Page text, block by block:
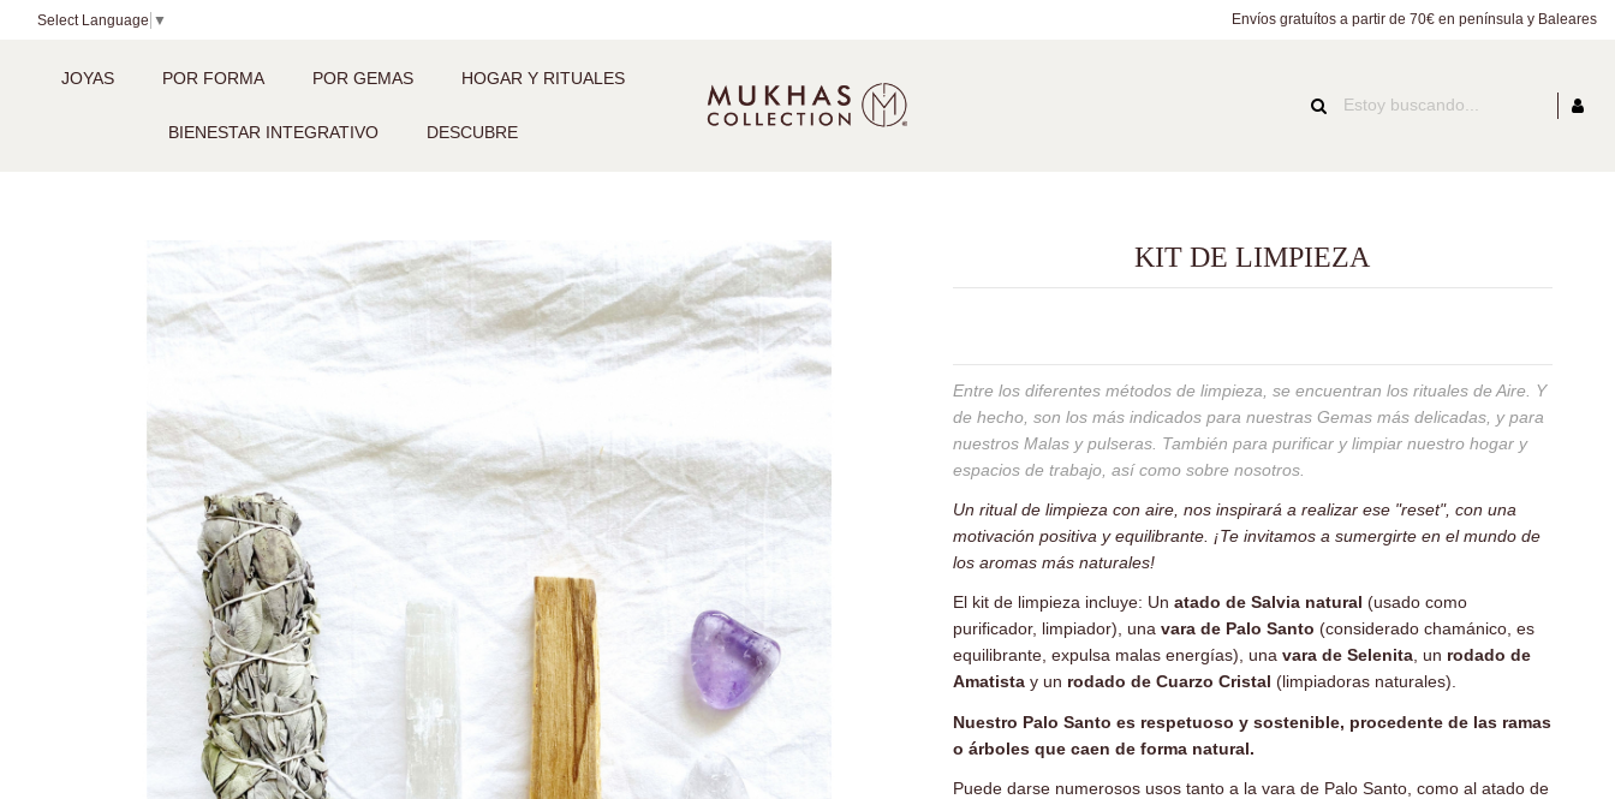
Select Language ▼ Envíos gratuítos a partir de 70€ en península y Baleares
JOYAS POR FORMA POR GEMAS HOGAR Y RITUALES
BIENESTAR INTEGRATIVO DESCUBRE
KIT DE LIMPIEZA
Entre los diferentes métodos de limpieza, se encuentran los rituales de Aire. Y
de hecho, son los más indicados para nuestras Gemas más delicadas, y para
nuestros Malas y pulseras. También para purificar y limpiar nuestro hogar y
espacios de trabajo, así como sobre nosotros.
Un ritual de limpieza con aire, nos inspirará a realizar ese "reset", con una
motivación positiva y equilibrante. ¡Te invitamos a sumergirte en el mundo de
los aromas más naturales!
El kit de limpieza incluye: Un atado de Salvia natural (usado como
purificador, limpiador), una vara de Palo Santo (considerado chamánico, es
equilibrante, expulsa malas energías), una vara de Selenita, un rodado de
Amatistay un rodado de Cuarzo Cristal (limpiadoras naturales).
Nuestro Palo Santo es respetuoso y sostenible, procedente de las ramas
o árboles que caen de forma natural.
Puede darse numerosos usos tanto a la vara de Palo Santo, como al atado de